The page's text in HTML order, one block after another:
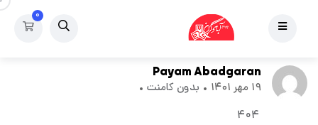
۰ نشریه
ماهنامه پیام آبادگران شماره ۴۰۴
Payam Abadgaran
۱۹ مهر ۱۴۰۱ بدون کامنت
۴۰۴